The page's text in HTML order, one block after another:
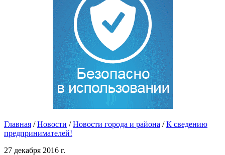
Главная / Новости / Новости города и района / К сведению
предпринимателей!
27 декабря 2016 г.